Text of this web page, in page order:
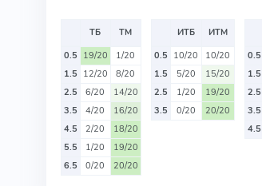
ТБ
ТМ
0.5 19/20
1/20
1.5 12/20
8/20
2.5
6/20
14/20
3.5
4/20
16/20
4.5
2/20
18/20
5.5
1/20
19/20
6.5
0/20 20/20
ИТБ
ИТМ
0.5 10/20
10/20
1.5
5/20
15/20
2.5
1/20
19/20
3.5
0/20 20/20
0.5
1.5
2.5
3.5
4.5